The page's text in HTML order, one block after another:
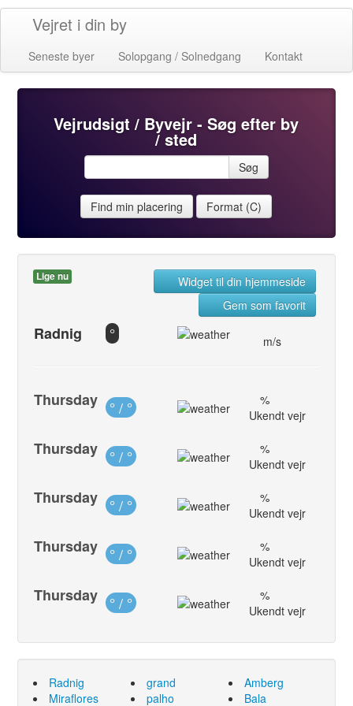
Vejret i din by
Seneste byer Solopgang / Solnedgang Kontakt
Vejrudsigt / Byvejr - Søg efter by
/ sted
Søg
Find min placering Format (C)
Lige nu
Widget til din hjemmeside
Gem som favorit
Radnig ° m/s
Thursday ° / °
%
Ukendt vejr
Thursday ° / °
%
Ukendt vejr
Thursday ° / °
%
Ukendt vejr
Thursday ° / °
%
Ukendt vejr
Thursday ° / °
%
Ukendt vejr
Radnig
Miraflores
grand
palho
Amberg
Bala